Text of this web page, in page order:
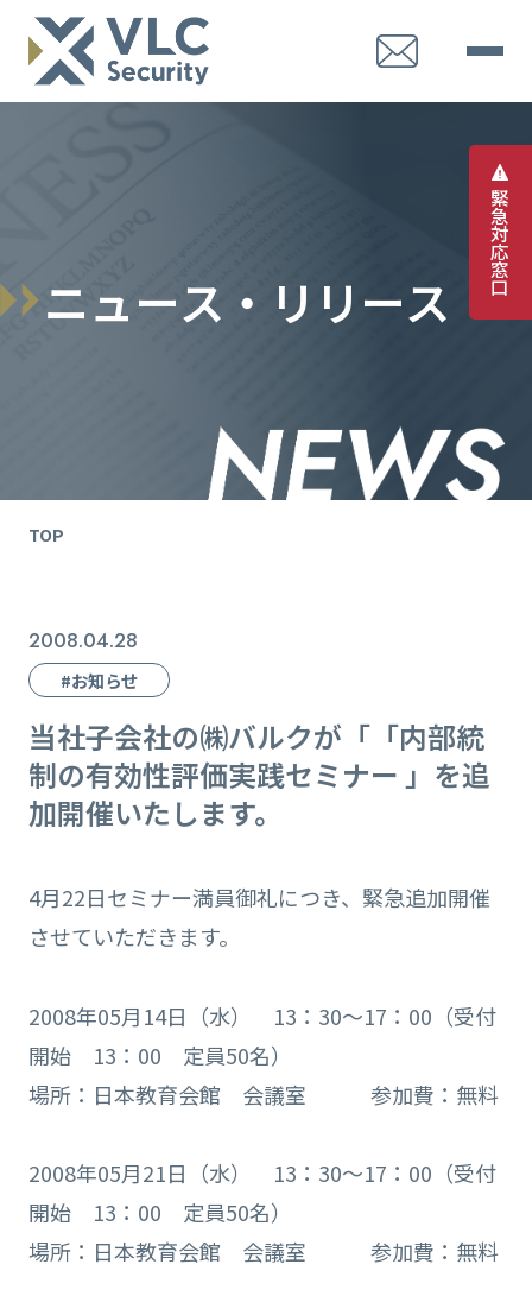
緊
急
対
応
窓
口
ニュース ・ リ リ ース
TOP
2008.04.28
#お知らせ
当社子会社の㈱バルクが「「内部統
制の有効性評価実践セミナー 」を追
加開催いたします。
4月22日セミナー満員御礼につき、緊急追加開催
させていただきます。
2008年05月14日（水） 13：30～17：00（受付
開始 13：00 定員50名）
場所：日本教育会館 会議室 参加費：無料
2008年05月21日（水） 13：30～17：00（受付
開始 13：00 定員50名）
場所：日本教育会館 会議室 参加費：無料